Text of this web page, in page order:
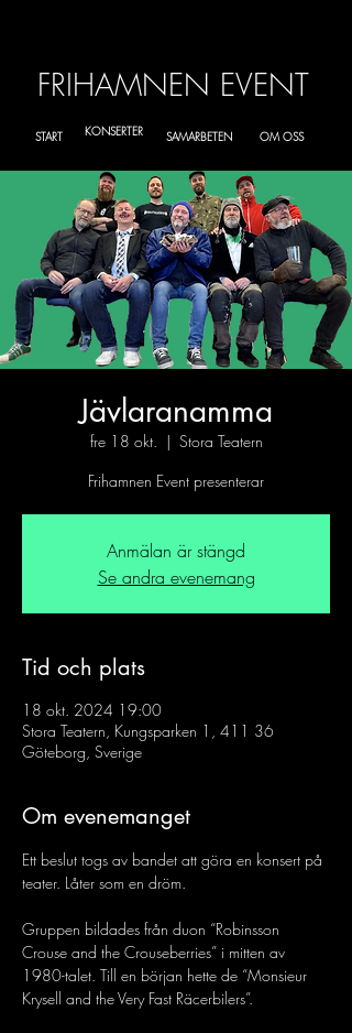
FRIHAMNEN EVENT
START OM OSS
SAMARBETEN
KONSERTER
Jävlaranamma
fre 18 okt.
  |
Stora Teatern
Frihamnen Event presenterar
Anmälan är stängd
Se andra evenemang
Tid och plats
18 okt. 2024 19:00
Stora Teatern, Kungsparken 1, 411 36
Göteborg, Sverige
Om evenemanget
Ett beslut togs av bandet att göra en konsert på
teater. Låter som en dröm.
Gruppen bildades från duon “Robinsson
Crouse and the Crouseberries” i mitten av
1980-talet. Till en början hette de “Monsieur
Krysell and the Very Fast Räcerbilers”.